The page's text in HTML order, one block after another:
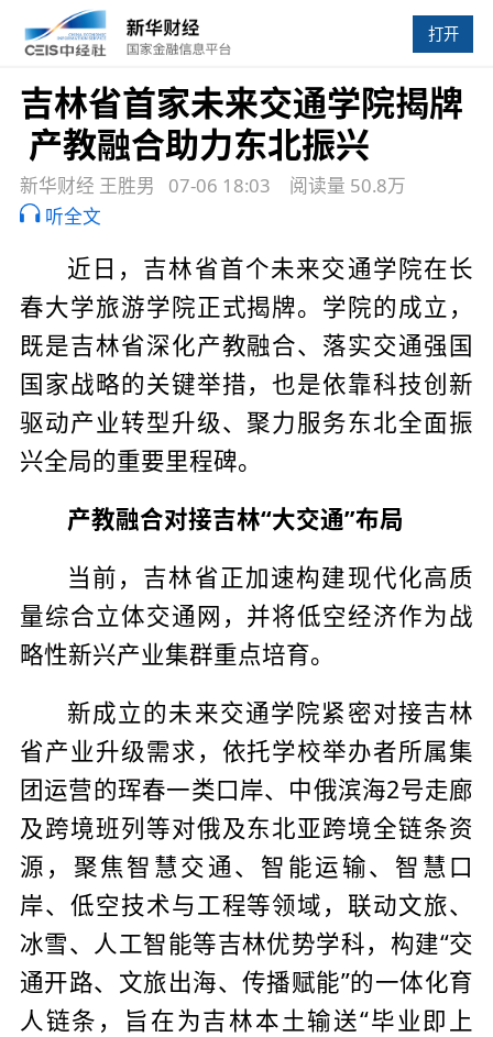
打开
吉林省首家未来交通学院揭牌
产教融合助力东北振兴
新华财经 王胜男 07-06 18:03
阅读量 50.8万
听全文
近日，吉林省首个未来交通学院在长
春大学旅游学院正式揭牌。学院的成立，
既是吉林省深化产教融合、落实交通强国
国家战略的关键举措，也是依靠科技创新
驱动产业转型升级、聚力服务东北全面振
兴全局的重要里程碑。
产教融合对接吉林“大交通”布局
当前，吉林省正加速构建现代化高质
量综合立体交通网，并将低空经济作为战
略性新兴产业集群重点培育。
新成立的未来交通学院紧密对接吉林
省产业升级需求，依托学校举办者所属集
团运营的珲春一类口岸、中俄滨海2号走廊
及跨境班列等对俄及东北亚跨境全链条资
源，聚焦智慧交通、智能运输、智慧口
岸、低空技术与工程等领域，联动文旅、
冰雪、人工智能等吉林优势学科，构建“交
通开路、文旅出海、传播赋能”的一体化育
人链条，旨在为吉林本土输送“毕业即上